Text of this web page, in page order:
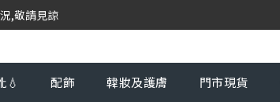
港
港
💧 配飾 韓妝及護膚 門市現貨